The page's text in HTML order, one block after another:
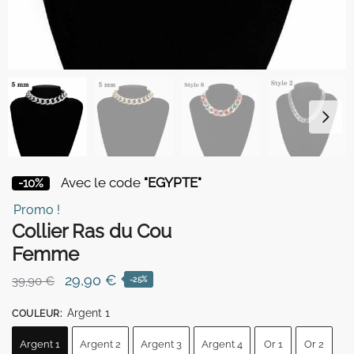
-10% Avec le code "EGYPTE"
Promo !
Collier Ras du Cou
Femme
39,90€
Le
initial
était :
29,90 €Le
est :
-25%
COULEUR: Argent 1
Argent 1 Argent 2 Argent 3 Argent 4 Or 1 Or 2